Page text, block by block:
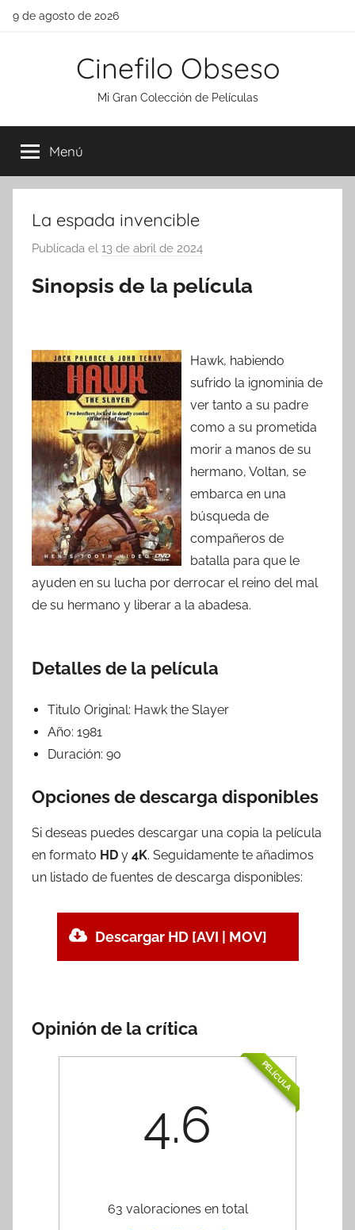
Saltar
9 de agosto de 2026
Cinefilo Obseso
Mi Gran Colección de Películas
Menú
La espada invencible
Publicada el 13 de abril de 2024
r
Sinopsis de la película
Hawk, habiendo
sufrido la ignominia de
ver tanto a su padre
como a su prometida
morir a manos de su
hermano, Voltan, se
embarca en una
búsqueda de
compañeros de
batalla para que le
ayuden en su lucha por derrocar el reino del mal
de su hermano y liberar a la abadesa.
Detalles de la película
Titulo Original: Hawk the Slayer
Año: 1981
Duración: 90
Opciones de descarga disponibles
Si deseas puedes descargar una copia la película
en formato HD y 4K. Seguidamente te añadimos
un listado de fuentes de descarga disponibles:
Descargar HD [AVI | MOV]
Opinión de la crítica
PELÍCULA
4.6
63 valoraciones en total